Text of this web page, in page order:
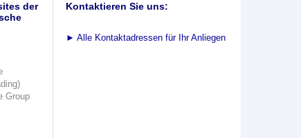
der
Group
Kontaktieren Sie uns:
► Alle Kontaktadressen für Ihr Anliegen